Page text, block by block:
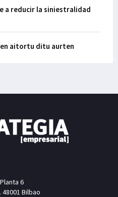
a reducir la siniestralidad
aitortu ditu aurten
6
48001 Bilbao